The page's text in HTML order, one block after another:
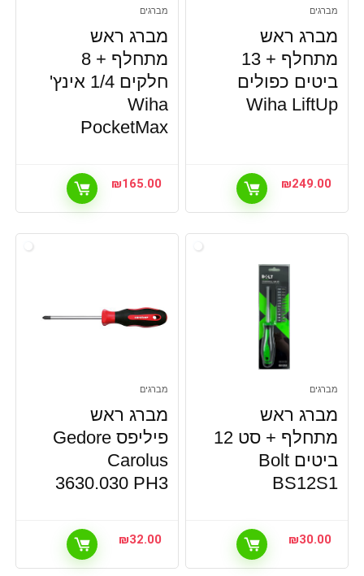
מברגים
מברג ראש
מתחלף + 13
ביטים כפולים
Wiha LiftUp
₪249.00
מברגים
מברג ראש
מתחלף + 8
חלקים 1/4 אינץ'
Wiha
PocketMax
₪165.00
מברגים
מברג ראש
מתחלף + סט 12
ביטים Bolt
BS12S1
₪30.00
מברגים
מברג ראש
פיליפס Gedore
Carolus
3630.030 PH3
₪32.00